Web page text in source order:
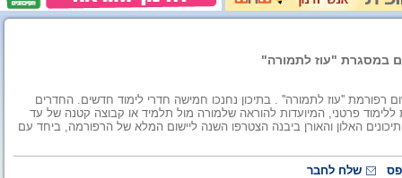
במסגרת "עוז לתמורה"
רפורמת ''עוז לתמורה'' . בתיכון נחנכו חמישה חדרי לימוד חדשים. החדרים
ללימוד פרטני, המיועדות להוראה שלמורה מול תלמיד או קבוצה קטנה של עד
האלון והאורן ביבנה הצטרפו השנה ליישום המלא של הרפורמה, ביחד עם
שלח לחבר